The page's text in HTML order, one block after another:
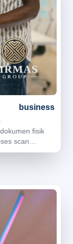
business
fisik
scan
melalui
cukup
maupun
dokumen
atau